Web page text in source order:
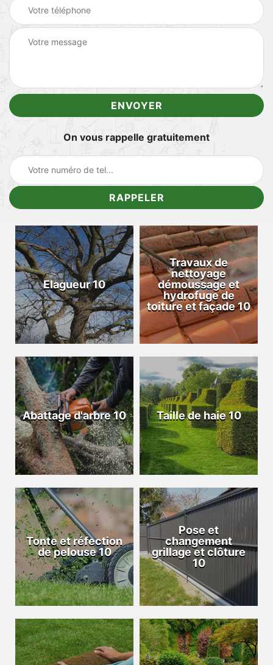
On vous rappelle gratuitement
Elagueur 10
Travaux de
nettoyage
démoussage et
hydrofuge de
toiture et façade 10
Abattage d'arbre 10 Taille de haie 10
Tonte et réfection
de pelouse 10
Pose et
changement
grillage et clôture
10